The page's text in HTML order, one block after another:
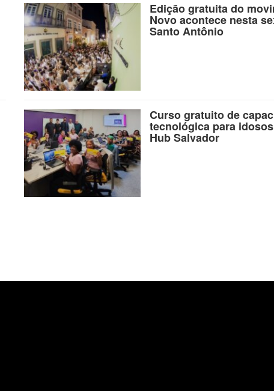
Edição gratuita do
Novo acontece nesta
Santo Antônio
Curso gratuito de
tecnológica para
Hub Salvador